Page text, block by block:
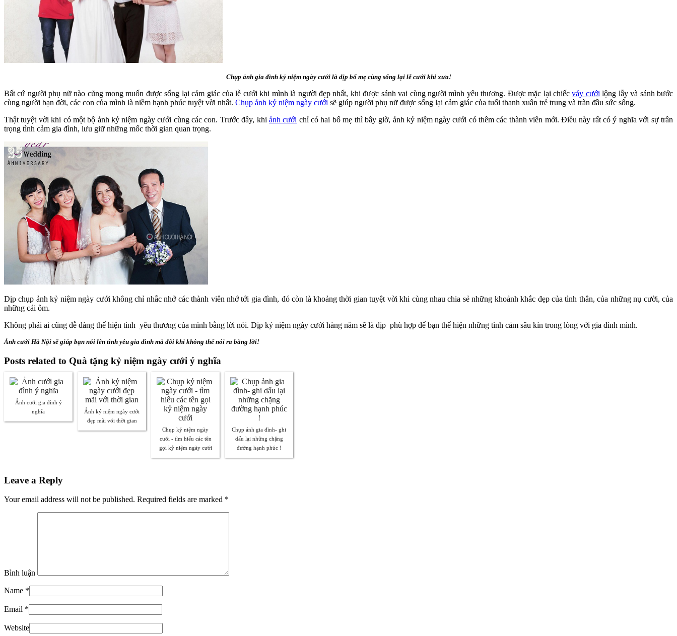
Chụp ảnh gia đình kỷ niệm ngày cưới là dịp bố mẹ cùng sống lại lễ cưới khi xưa!
Bất cứ người phụ nữ nào cũng mong muốn được sống lại cảm giác của lễ cưới khi mình là người đẹp nhất, khi được sánh vai cùng người mình yêu thương. Được mặc lại chiếcváy cưới lộng lẫy và sánh bước
cùng người bạn đời, các con của mình là niềm hạnh phúc tuyệt vời nhất. Chụp ảnh kỷ niệm ngày cưới sẽ giúp người phụ nữ được sống lại cảm giác của tuổi thanh xuân trẻ trung và tràn đầu sức sống.
Thật tuyệt vời khi có một bộ ảnh kỷ niệm ngày cưới cùng các con. Trước đây, khi ảnh cưới chỉ có hai bố mẹ thì bây giờ, ảnh kỷ niệm ngày cưới có thêm các thành viên mới. Điều này rất có ý nghĩa với sự trân
trọng tình cảm gia đình, lưu giữ những mốc thời gian quan trọng.
Dịp chụp ảnh kỷ niệm ngày cưới không chỉ nhắc nhở các thành viên nhớ tới gia đình, đó còn là khoảng thời gian tuyệt vời khi cùng nhau chia sẻ những khoảnh khắc đẹp của tình thân, của những nụ cười, của
những cái ôm.
Không phải ai cũng dễ dàng thể hiện tình yêu thương của mình bằng lời nói. Dịp kỷ niệm ngày cưới hàng năm sẽ là dịp phù hợp để bạn thể hiện những tình cảm sâu kín trong lòng với gia đình mình.
Ảnh cưới Hà Nội sẽ giúp bạn nói lên tình yêu gia đình mà đôi khi không thể nói ra bằng lời!
Posts related to Quà tặng kỷ niệm ngày cưới ý nghĩa
Ảnh cưới gia đình ý
nghĩa
Ảnh kỷ niệm ngày cưới
đẹp mãi với thời gian
Chụp kỷ niệm ngày
cưới - tìm hiểu các tên
gọi kỷ niệm ngày cưới
Chụp ảnh gia đình- ghi
dấu lại những chặng
đường hạnh phúc !
Leave a Reply
Your email address will not be published. Required fields are marked *
Bình luận
Name *
Email *
Website